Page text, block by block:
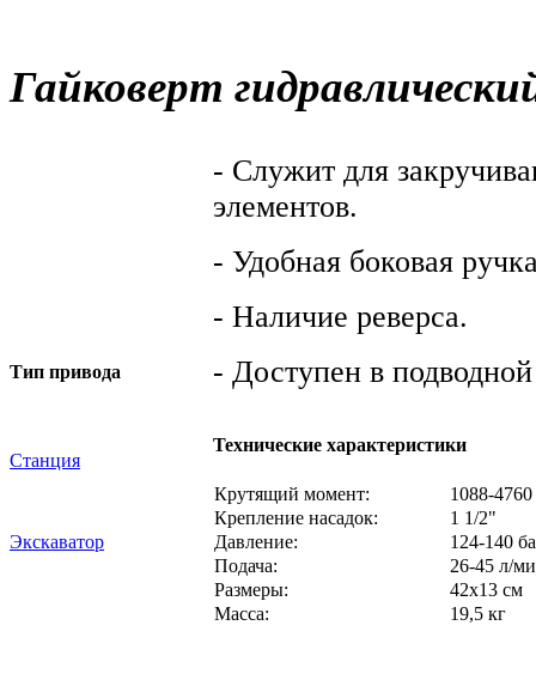
Гайковерт
Тип привода
Станция
Экскаватор
- Служит для
элементов.
- Удобная боковая
- Наличие реверса.
- Доступен в
Технические характеристики
Крутящий момент:
1088-
Крепление насадок:
1 1/2"
Давление:
124-140
Подача:
26-45 л/
Размеры:
42х13 см
Масса:
19,5 кг